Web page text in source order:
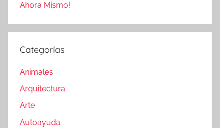
Ahora Mismo!
Categorías
Animales
Arquitectura
Arte
Autoayuda